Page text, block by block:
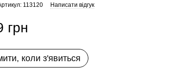
113120 Написати відгук
грн
коли з'явиться